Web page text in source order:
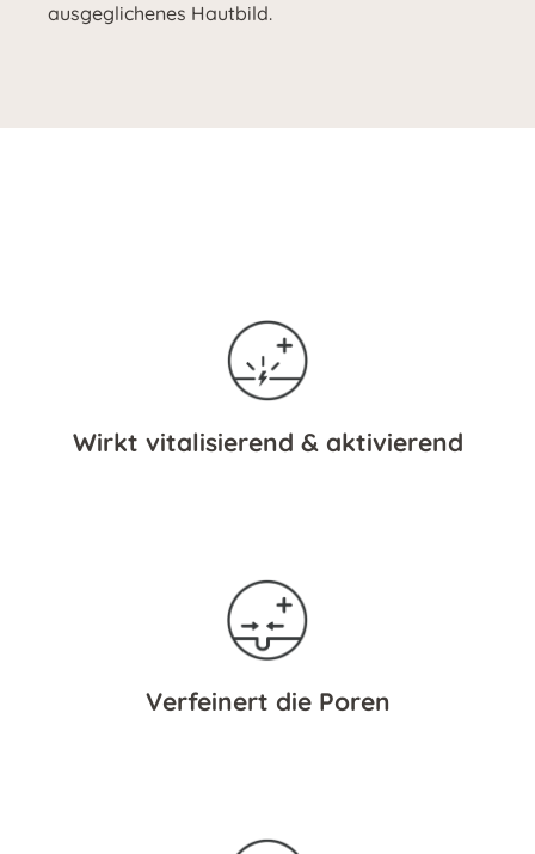
ausgeglichenes Hautbild.
Wirkt vitalisierend & aktivierend
Verfeinert die Poren